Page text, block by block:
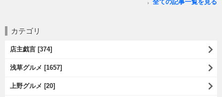
全ての記事一覧を見る
カテゴリ
店主戯言 [374]
浅草グルメ [1657]
上野グルメ [20]